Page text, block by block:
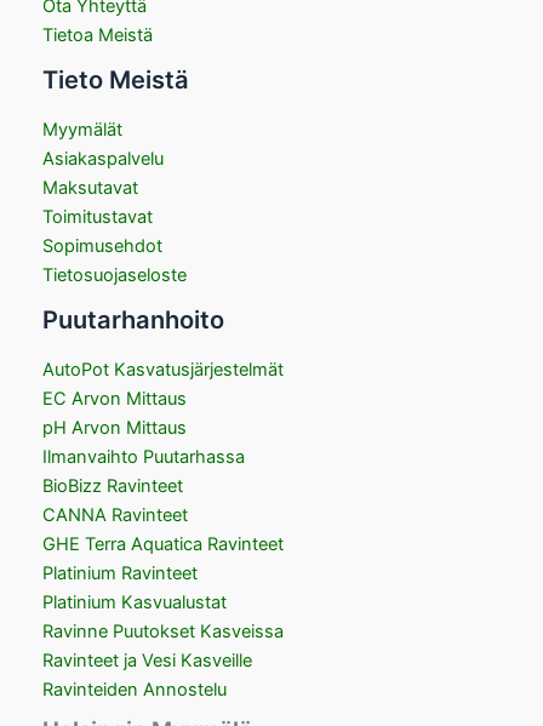
Ota Yhteyttä
Tietoa Meistä
Tieto Meistä
Myymälät
Asiakaspalvelu
Maksutavat
Toimitustavat
Sopimusehdot
Tietosuojaseloste
Puutarhanhoito
AutoPot Kasvatusjärjestelmät
EC Arvon Mittaus
pH Arvon Mittaus
Ilmanvaihto Puutarhassa
BioBizz Ravinteet
CANNA Ravinteet
GHE Terra Aquatica Ravinteet
Platinium Ravinteet
Platinium Kasvualustat
Ravinne Puutokset Kasveissa
Ravinteet ja Vesi Kasveille
Ravinteiden Annostelu